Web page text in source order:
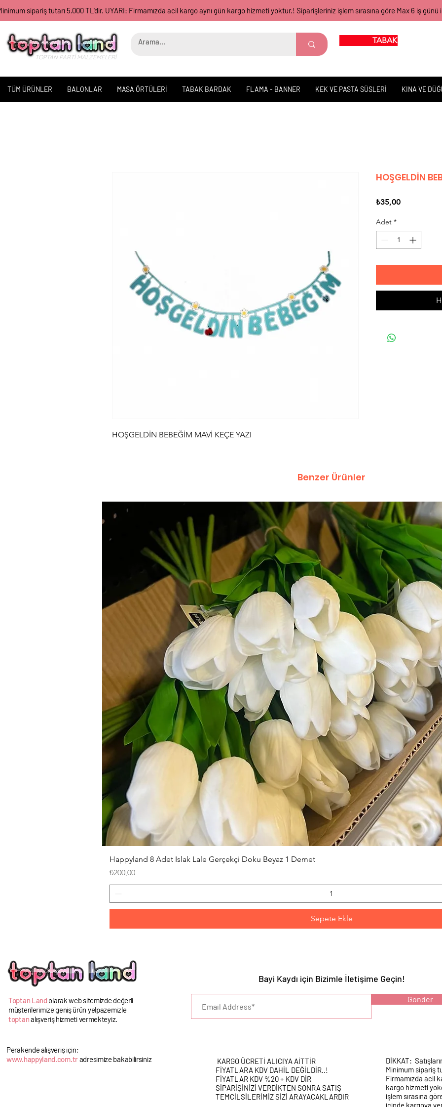
sipariş tutarı 5.000 TL'dir. UYARI: Firmamızda acil kargo aynı gün kargo hizmeti yoktur.! Siparişleriniz işlem sırasına göre Max 6 iş
TOPTAN PARTİ MALZEMELERİ
TABAK BARDAK
TÜM ÜRÜNLER BALONLAR MASA ÖRTÜLERİ TABAK BARDAK FLAMA - BANNER KEK VE PASTA SÜSLERİ KINA VE
HOŞGELDİN BEBEĞİM MAVİ KEÇE YAZI
HOŞGELDİN
₺35,00Fiyat
Adet *
Benzer Ürünler
Happyland 8 Adet Islak Lale Gerçekçi Doku Beyaz 1 Demet
Fiyat
₺200,00
Sepete Ekle
Toptan Land olarak web sitemizde değerli
müşterilerimize geniş ürün yelpazemizle
toptanalışveriş hizmeti vermekteyiz.
Perakende alışveriş için;
www.happyland.com.tradresimize bakabilirsiniz
UYARI :
Bayi Kaydı için Bizimle İletişime Geçin!
Gönder
KARGO ÜCRETİ ALICIYA AİTTİR
FİYATLARA KDV DAHİL DEĞİLDİR..!
FİYATLAR KDV %20 + KDV DİR
SİPARİŞİNİZİ VERDİKTEN SONRA SATIŞ
TEMCİLSİLERİMİZ SİZİ ARAYACAKLARDIR
DİKKAT:
Minimum sipariş
Firmamızda acil
kargo hizmeti
işlem sırasına